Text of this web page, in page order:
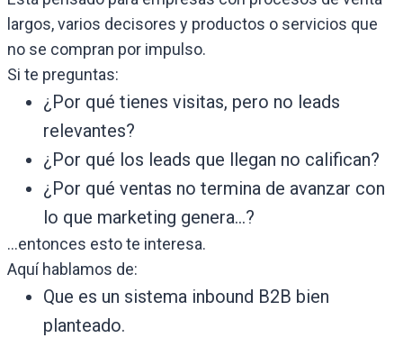
largos, varios decisores y productos o servicios que
no se compran por impulso.
Si te preguntas:
¿Por qué tienes visitas, pero no leads
relevantes?
¿Por qué los leads que llegan no califican?
¿Por qué ventas no termina de avanzar con
lo que marketing genera…?
…entonces esto te interesa.
Aquí hablamos de:
Que es un sistema inbound B2B bien
planteado.